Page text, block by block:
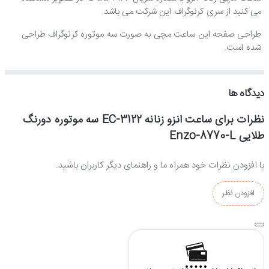
می کنید از سری کرنوگراف این شرکت می باشد.
طراحی صفحه این ساعت مچی به صورت سه موتوره کرنوگراف طراحی
شده است.
مجلسی ست می شود.
جنس بند و بدنه ساعت انزو :
جنس بدنه و بند این ساعت انزو از استیل ضدزنگ و ضدحساسیت ساخته
شده است و بخاطر آبکاری قوی و با ثباتی که بروی بدنه این ساعت انجام
شده، کاملا رنگ ثابتی دارد و با شستشو و استفاده مداوم تغییر رنگ نمی
دهد.
موتور ساعت انزو :
موتور این ساعت انزو از نوع کوارتز است که ساخت شرکت سیکو ژاپن می
دیدگاه ها
نظرات برای ساعت انزو زنانه EC-3122 سه موتوره دورنگ
طلایی Enzo-8770-L
با افزودن نظرات خود همراه ما و راهنمای دیگر کاربران باشید.
افزودن نظر